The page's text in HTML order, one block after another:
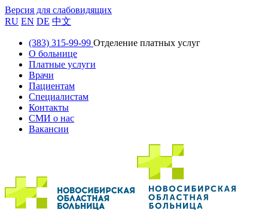
Версия для слабовидящих
RU EN DE 中文
(383) 315-99-99 Отделение платных услуг
О больнице
Платные услуги
Врачи
Пациентам
Специалистам
Контакты
СМИ о нас
Вакансии